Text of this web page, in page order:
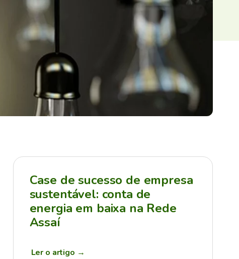
Case de sucesso de empresa
sustentável: conta de
energia em baixa na Rede
Assaí
Ler o artigo →